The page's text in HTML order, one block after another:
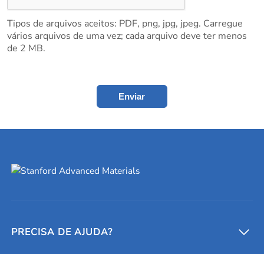
Tipos de arquivos aceitos: PDF, png, jpg, jpeg. Carregue
vários arquivos de uma vez; cada arquivo deve ter menos
de 2 MB.
Enviar
PRECISA DE AJUDA?